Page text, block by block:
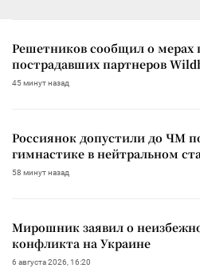
Решетников сообщил о мерах
пострадавших партнеров
45 минут назад
Россиянок допустили до ЧМ
гимнастике в нейтральном
58 минут назад
Мирошник заявил о
конфликта на Украине
6 августа 2026, 16:20